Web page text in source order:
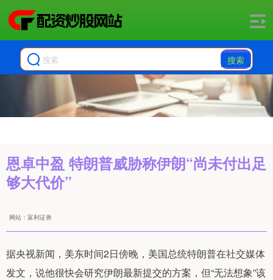
搜索
恩卓中盈 特朗普威胁称伊朗“尚未付出足
够大代价”
网站：富利证券
据央视新闻，美东时间2日傍晚，美国总统特朗普在社交媒体
发文，说他很快会研究伊朗最新提交的方案，但“无法想象”该